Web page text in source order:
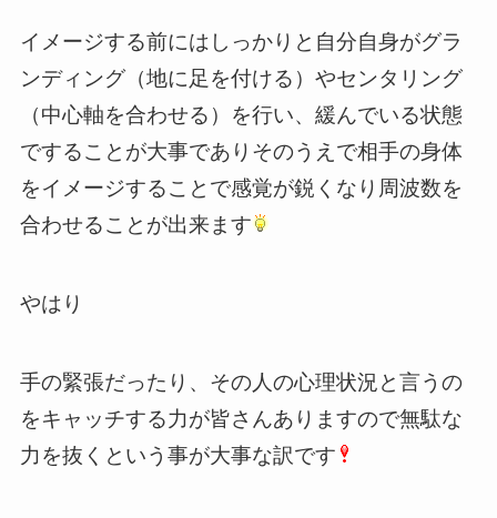
イメージする前にはしっかりと自分自身がグラ
ンディング（地に足を付ける）やセンタリング
（中心軸を合わせる）を行い、緩んでいる状態
ですることが大事でありそのうえで相手の身体
をイメージすることで感覚が鋭くなり周波数を
合わせることが出来ます
やはり
手の緊張だったり、その人の心理状況と言うの
をキャッチする力が皆さんありますので無駄な
力を抜くという事が大事な訳です